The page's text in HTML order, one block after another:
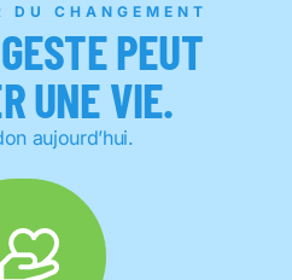
DU CHANGEMENT
PEUT
UNE VIE.
aujourd’hui.